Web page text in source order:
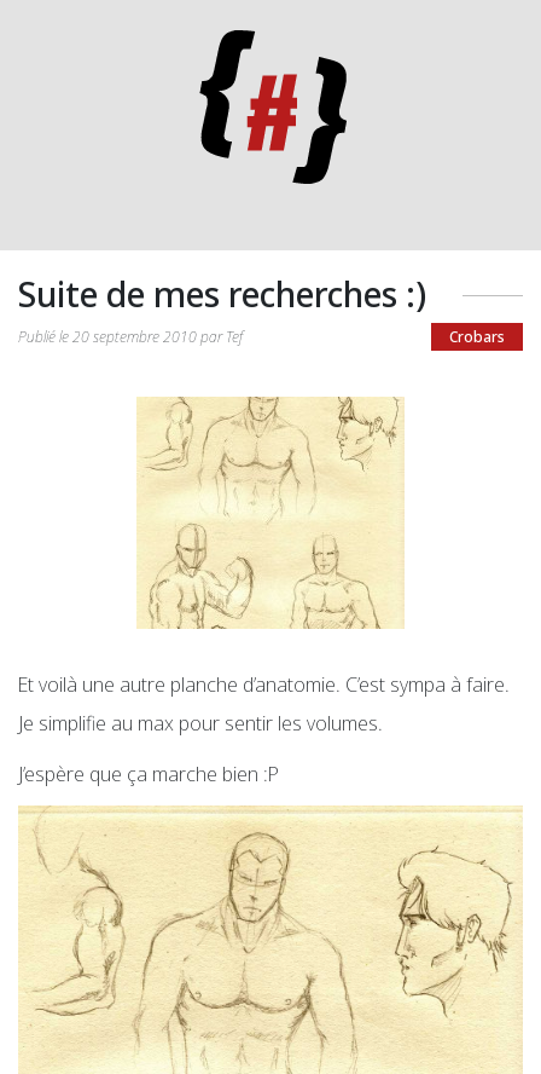
Suite de mes recherches :)
Crobars
Publié le 20 septembre 2010 par Tef
Et voilà une autre planche d’anatomie. C’est sympa à faire.
Je simplifie au max pour sentir les volumes.
J’espère que ça marche bien :P